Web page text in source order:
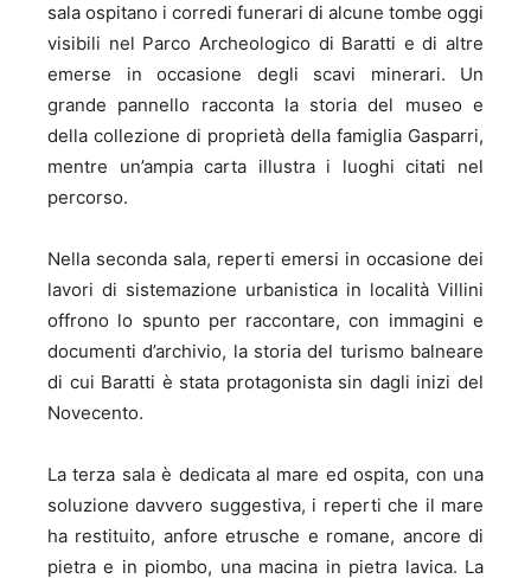
sala ospitano i corredi funerari di alcune tombe oggi
visibili nel Parco Archeologico di Baratti e di altre
emerse in occasione degli scavi minerari. Un
grande pannello racconta la storia del museo e
della collezione di proprietà della famiglia Gasparri,
mentre un’ampia carta illustra i luoghi citati nel
percorso.
Nella seconda sala, reperti emersi in occasione dei
lavori di sistemazione urbanistica in località Villini
offrono lo spunto per raccontare, con immagini e
documenti d’archivio, la storia del turismo balneare
di cui Baratti è stata protagonista sin dagli inizi del
Novecento.
La terza sala è dedicata al mare ed ospita, con una
soluzione davvero suggestiva, i reperti che il mare
ha restituito, anfore etrusche e romane, ancore di
pietra e in piombo, una macina in pietra lavica. La